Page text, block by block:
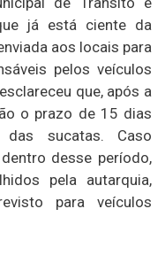
já está ciente da
aos locais para
pelos veículos
que, após a
o prazo de 15 dias
sucatas. Caso
desse período,
pela autarquia,
para veículos